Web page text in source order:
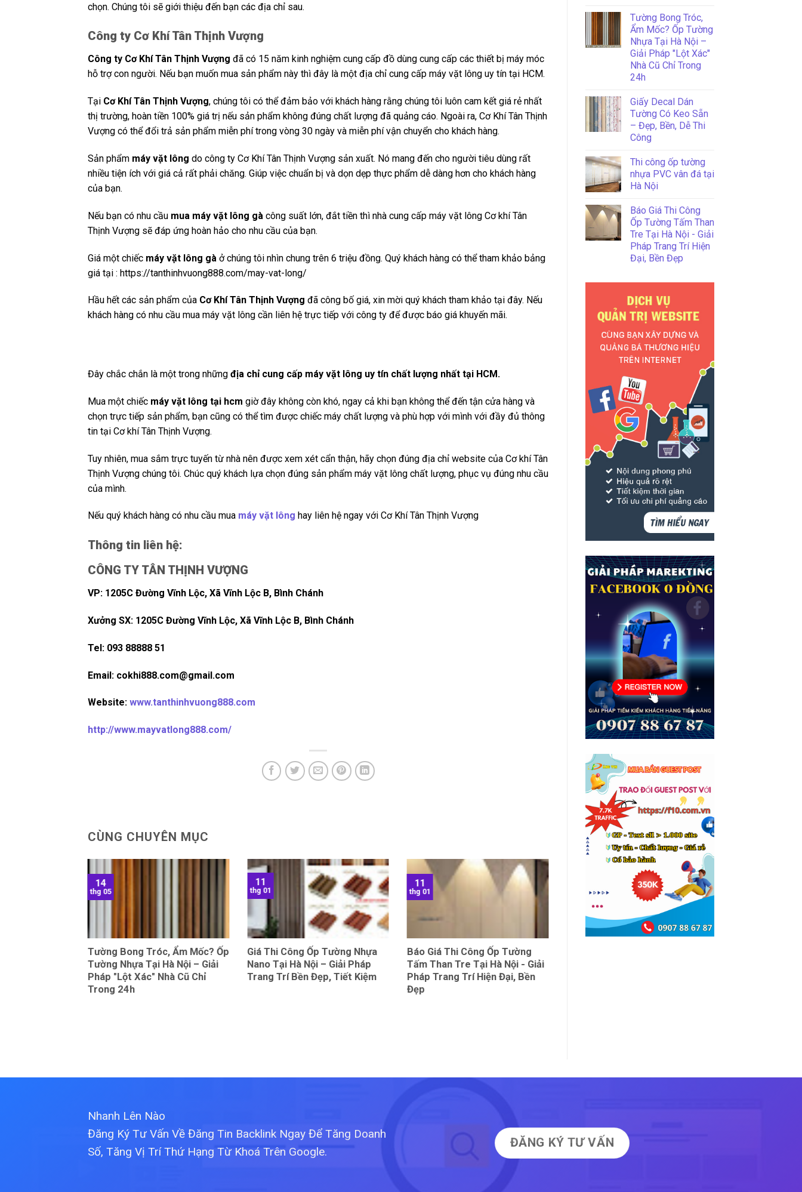
chọn. Chúng tôi sẽ giới thiệu đến bạn các địa chỉ sau.
Công ty Cơ Khí Tân Thịnh Vượng
Công ty Cơ Khí Tân Thịnh Vượng đã có 15 năm kinh nghiệm cung cấp đồ dùng cung cấp các thiết bị máy móc
hỗ trợ con người. Nếu bạn muốn mua sản phẩm này thì đây là một địa chỉ cung cấp máy vặt lông uy tín tại HCM.
Tại Cơ Khí Tân Thịnh Vượng, chúng tôi có thể đảm bảo với khách hàng rằng chúng tôi luôn cam kết giá rẻ nhất
thị trường, hoàn tiền 100% giá trị nếu sản phẩm không đúng chất lượng đã quảng cáo. Ngoài ra, Cơ Khí Tân Thịnh
Vượng có thể đổi trả sản phẩm miễn phí trong vòng 30 ngày và miễn phí vận chuyển cho khách hàng.
Sản phẩm máy vặt lông do công ty Cơ Khí Tân Thịnh Vượng sản xuất. Nó mang đến cho người tiêu dùng rất
nhiều tiện ích với giá cả rất phải chăng. Giúp việc chuẩn bị và dọn dẹp thực phẩm dễ dàng hơn cho khách hàng
của bạn.
Nếu bạn có nhu cầu mua máy vặt lông gà công suất lớn, đắt tiền thì nhà cung cấp máy vặt lông Cơ khí Tân
Thịnh Vượng sẽ đáp ứng hoàn hảo cho nhu cầu của bạn.
Giá một chiếc máy vặt lông gà ở chúng tôi nhìn chung trên 6 triệu đồng. Quý khách hàng có thể tham khảo bảng
giá tại : https://tanthinhvuong888.com/may-vat-long/
Hầu hết các sản phẩm của Cơ Khí Tân Thịnh Vượng đã công bố giá, xin mời quý khách tham khảo tại đây. Nếu
khách hàng có nhu cầu mua máy vặt lông cần liên hệ trực tiếp với công ty để được báo giá khuyến mãi.
Đây chắc chắn là một trong những địa chỉ cung cấp máy vặt lông uy tín chất lượng nhất tại HCM.
Mua một chiếc máy vặt lông tại hcm giờ đây không còn khó, ngay cả khi bạn không thể đến tận cửa hàng và
chọn trực tiếp sản phẩm, bạn cũng có thể tìm được chiếc máy chất lượng và phù hợp với mình với đầy đủ thông
tin tại Cơ khí Tân Thịnh Vượng.
Tuy nhiên, mua sắm trực tuyến từ nhà nên được xem xét cẩn thận, hãy chọn đúng địa chỉ website của Cơ khí Tân
Thịnh Vượng chúng tôi. Chúc quý khách lựa chọn đúng sản phẩm máy vặt lông chất lượng, phục vụ đúng nhu cầu
của mình.
Nếu quý khách hàng có nhu cầu mua máy vặt lông hay liên hệ ngay với Cơ Khí Tân Thịnh Vượng
Thông tin liên hệ:
CÔNG TY TÂN THỊNH VƯỢNG
VP: 1205C Đường Vĩnh Lộc, Xã Vĩnh Lộc B, Bình Chánh
Xưởng SX: 1205C Đường Vĩnh Lộc, Xã Vĩnh Lộc B, Bình Chánh
Tel: 093 88888 51
Email: cokhi888.com@gmail.com
Website: www.tanthinhvuong888.com
http://www.mayvatlong888.com/
CÙNG CHUYÊN MỤC
Tường Bong Tróc, Ẩm Mốc? Ốp
Tường Nhựa Tại Hà Nội – Giải
Pháp "Lột Xác" Nhà Cũ Chỉ
Trong 24h
14
thg 05
Giá Thi Công Ốp Tường Nhựa
Nano Tại Hà Nội – Giải Pháp
Trang Trí Bền Đẹp, Tiết Kiệm
11
thg 01
Báo Giá Thi Công Ốp Tường
Tấm Than Tre Tại Hà Nội - Giải
Pháp Trang Trí Hiện Đại, Bền
Đẹp
11
thg 01
Tường Bong Tróc,
Ẩm Mốc? Ốp Tường
Nhựa Tại Hà Nội –
Giải Pháp "Lột Xác"
Nhà Cũ Chỉ Trong
24h
Giấy Decal Dán
Tường Có Keo Sẵn
– Đẹp, Bền, Dễ Thi
Công
Thi công ốp tường
nhựa PVC vân đá tại
Hà Nội
Báo Giá Thi Công
Ốp Tường Tấm Than
Tre Tại Hà Nội - Giải
Pháp Trang Trí Hiện
Đại, Bền Đẹp
Nhanh Lên Nào
Đăng Ký Tư Vấn Về Đăng Tin Backlink Ngay Để Tăng Doanh
Số, Tăng Vị Trí Thứ Hạng Từ Khoá Trên Google.
ĐĂNG KÝ TƯ VẤN